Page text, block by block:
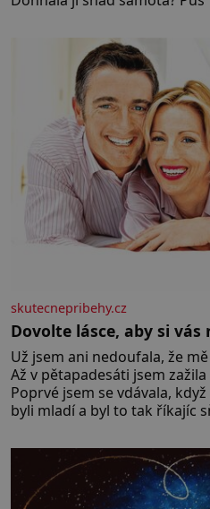
skutecnepribehy.cz
Dovolte lásce, aby si vás
Už jsem ani nedoufala, že
Až v pětapadesáti jsem
Poprvé jsem se vdávala,
byli mladí a byl to tak říkajíc
muž. Manželství nám
zjistili, že